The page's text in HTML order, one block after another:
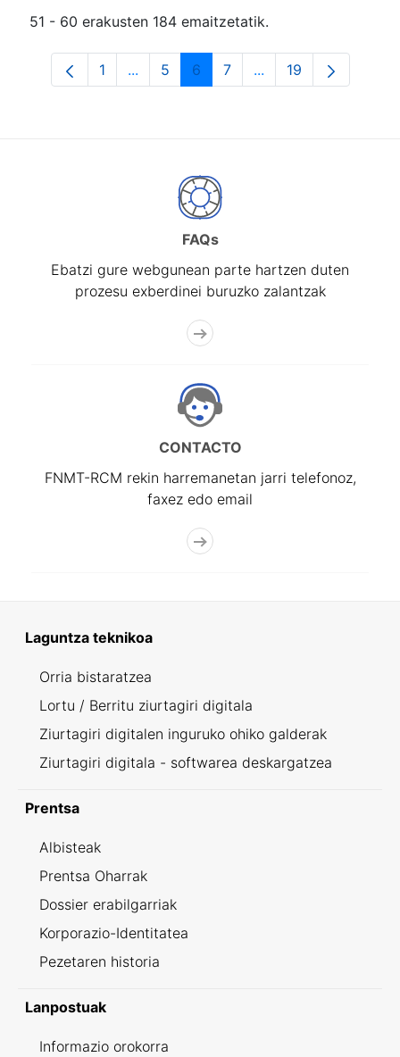
51 - 60 erakusten 184 emaitzetatik.
Orrialdea
1 ...Intermediate Pages Use TAB to
Orrialdea
5 Orrialdea
6 Orrialdea
7 ...Intermediate Pages
Orrialdea
19
FAQs
Ebatzi gure webgunean parte hartzen duten
prozesu exberdinei buruzko zalantzak
CONTACTO
FNMT-RCM rekin harremanetan jarri telefonoz,
faxez edo email
Laguntza teknikoa
Orria bistaratzea
Lortu / Berritu ziurtagiri digitala
Ziurtagiri digitalen inguruko ohiko galderak
Ziurtagiri digitala - softwarea deskargatzea
Prentsa
Albisteak
Prentsa Oharrak
Dossier erabilgarriak
Korporazio-Identitatea
Pezetaren historia
Lanpostuak
Informazio orokorra